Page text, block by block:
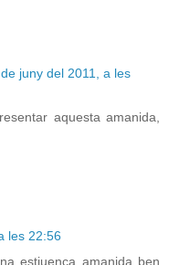
juny del 2011, a les
aquesta amanida,
les 22:56
estiuenca amanida ben